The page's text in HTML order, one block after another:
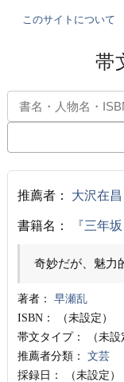
このサイトについて
帯
推薦者： 大沢在昌
書籍名： 『三年
奇妙だが、魅力
著者：
早瀬乱
ISBN：
（未設定）
帯文タイプ：
（未設
推薦者分類：
文芸
採録日：
（未設定）